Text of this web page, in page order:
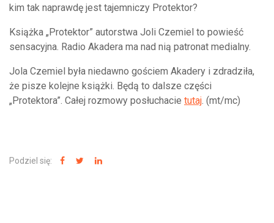
kim tak naprawdę jest tajemniczy Protektor?
Książka „Protektor” autorstwa Joli Czemiel to powieść
sensacyjna. Radio Akadera ma nad nią patronat medialny.
Jola Czemiel była niedawno gościem Akadery i zdradziła,
że pisze kolejne książki. Będą to dalsze części
„Protektora”. Całej rozmowy posłuchacie tutaj . (mt/mc)
Podziel się: